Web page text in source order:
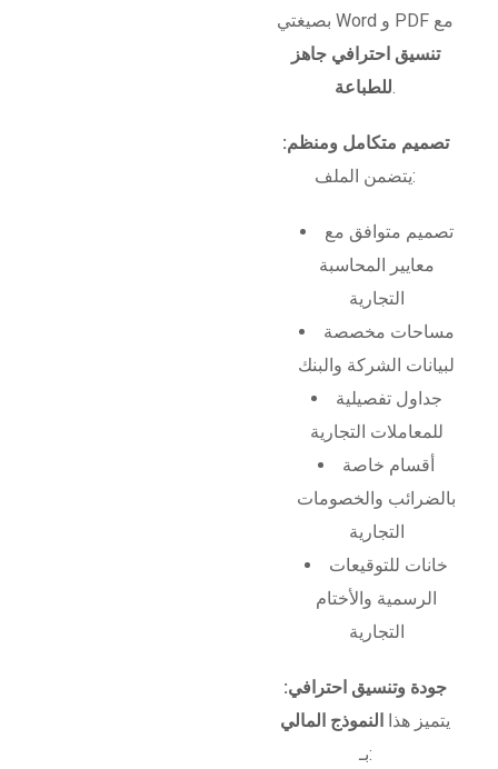
بصيغتي Word و PDF مع
تنسيق احترافي جاهز
للطباعة.
تصميم متكامل ومنظم:
يتضمن الملف:
تصميم متوافق مع
معايير المحاسبة
التجارية
مساحات مخصصة
لبيانات الشركة والبنك
جداول تفصيلية
للمعاملات التجارية
أقسام خاصة
بالضرائب والخصومات
التجارية
خانات للتوقيعات
الرسمية والأختام
التجارية
جودة وتنسيق احترافي:
يتميز هذا
النموذج المالي
بـ: